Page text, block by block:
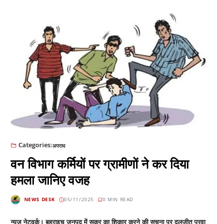
Categories:अपराध
वन विभाग कर्मियों पर ग्रामीणों ने कर दिया
हमला जानिए वजह
NEWS DESK 05/11/2025 0 MIN READ
न्यूज़ नेटवर्क। बहराइच जनपद में सूकर का शिकार करने की सूचना पर दलजीत पुरवा